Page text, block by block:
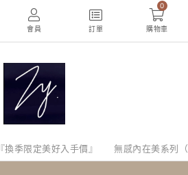
會員 訂單
0
購物車
『換季限定美好入手價』 無感內在美系列